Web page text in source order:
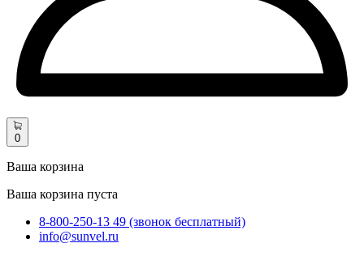
0
Ваша корзина
Ваша корзина пуста
8-800-250-13 49 (звонок бесплатный)
info@sunvel.ru